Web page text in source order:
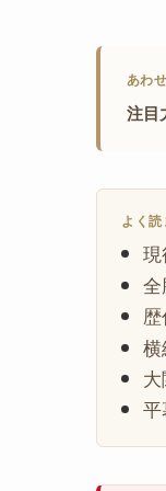
あわ
注目
よく